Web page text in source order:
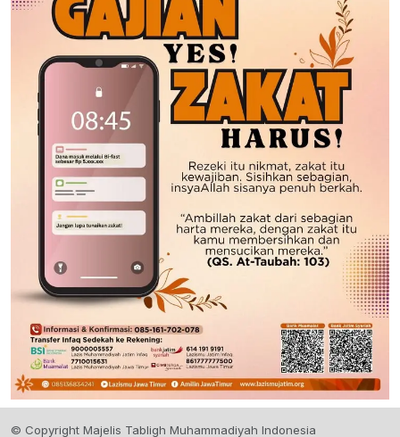
© Copyright Majelis Tabligh Muhammadiyah Indonesia